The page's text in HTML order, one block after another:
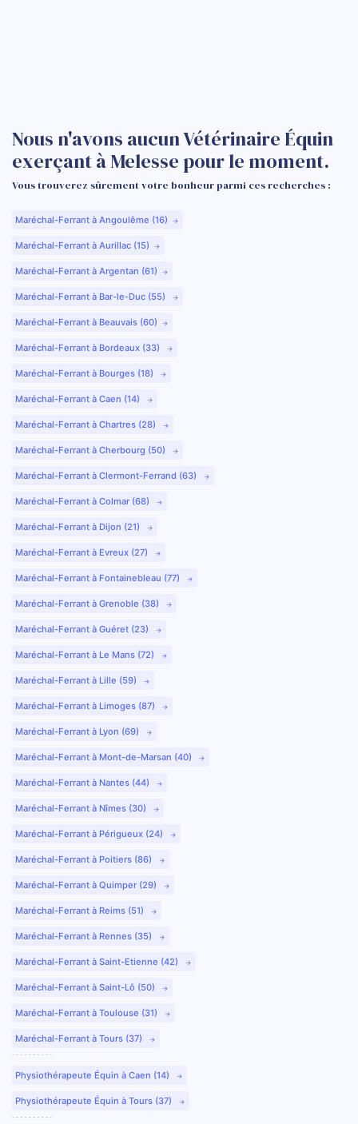
Nous n'avons aucun Vétérinaire Équin
exerçant à Melesse pour le moment.
Vous trouverez sûrement votre bonheur parmi ces recherches :
Maréchal-Ferrant à Angoulême (16)
Maréchal-Ferrant à Aurillac (15)
Maréchal-Ferrant à Argentan (61)
Maréchal-Ferrant à Bar-le-Duc (55)
Maréchal-Ferrant à Beauvais (60)
Maréchal-Ferrant à Bordeaux (33)
Maréchal-Ferrant à Bourges (18)
Maréchal-Ferrant à Caen (14)
Maréchal-Ferrant à Chartres (28)
Maréchal-Ferrant à Cherbourg (50)
Maréchal-Ferrant à Clermont-Ferrand (63)
Maréchal-Ferrant à Colmar (68)
Maréchal-Ferrant à Dijon (21)
Maréchal-Ferrant à Evreux (27)
Maréchal-Ferrant à Fontainebleau (77)
Maréchal-Ferrant à Grenoble (38)
Maréchal-Ferrant à Guéret (23)
Maréchal-Ferrant à Le Mans (72)
Maréchal-Ferrant à Lille (59)
Maréchal-Ferrant à Limoges (87)
Maréchal-Ferrant à Lyon (69)
Maréchal-Ferrant à Mont-de-Marsan (40)
Maréchal-Ferrant à Nantes (44)
Maréchal-Ferrant à Nîmes (30)
Maréchal-Ferrant à Périgueux (24)
Maréchal-Ferrant à Poitiers (86)
Maréchal-Ferrant à Quimper (29)
Maréchal-Ferrant à Reims (51)
Maréchal-Ferrant à Rennes (35)
Maréchal-Ferrant à Saint-Etienne (42)
Maréchal-Ferrant à Saint-Lô (50)
Maréchal-Ferrant à Toulouse (31)
Maréchal-Ferrant à Tours (37)
Physiothérapeute Équin à Caen (14)
Physiothérapeute Équin à Tours (37)